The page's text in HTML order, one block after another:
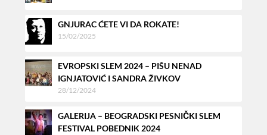
GNJURAC ĆETE VI DA ROKATE!
15/02/2025
EVROPSKI SLEM 2024 – PIŠU NENAD
IGNJATOVIĆ I SANDRA ŽIVKOV
28/12/2024
GALERIJA – BEOGRADSKI PESNIČKI SLEM
FESTIVAL POBEDNIK 2024